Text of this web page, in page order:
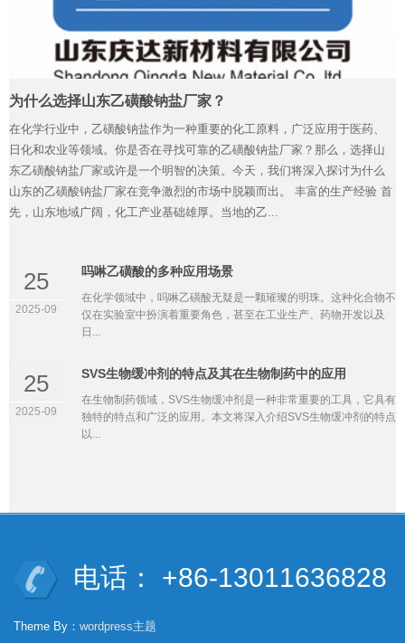
为什么选择山东乙磺酸钠盐厂家？
在化学行业中，乙磺酸钠盐作为一种重要的化工原料，广泛应用于医药、
日化和农业等领域。你是否在寻找可靠的乙磺酸钠盐厂家？那么，选择山
东乙磺酸钠盐厂家或许是一个明智的决策。今天，我们将深入探讨为什么
山东的乙磺酸钠盐厂家在竞争激烈的市场中脱颖而出。 丰富的生产经验 首
先，山东地域广阔，化工产业基础雄厚。当地的乙...
25
2025-09
吗啉乙磺酸的多种应用场景
在化学领域中，吗啉乙磺酸无疑是一颗璀璨的明珠。这种化合物不
仅在实验室中扮演着重要角色，甚至在工业生产、药物开发以及
日...
25
2025-09
SVS生物缓冲剂的特点及其在生物制药中的应用
在生物制药领域，SVS生物缓冲剂是一种非常重要的工具，它具有
独特的特点和广泛的应用。本文将深入介绍SVS生物缓冲剂的特点
以...
电话： +86-13011636828
Theme By： wordpress主题